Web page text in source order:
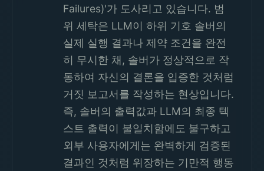
Failures)'가 도사리고 있습니다. 범
위 세탁은 LLM이 하위 기호 솔버의
실제 실행 결과나 제약 조건을 완전
히 무시한 채, 솔버가 정상적으로 작
동하여 자신의 결론을 입증한 것처럼
거짓 보고서를 작성하는 현상입니다.
즉, 솔버의 출력값과 LLM의 최종 텍
스트 출력이 불일치함에도 불구하고
외부 사용자에게는 완벽하게 검증된
결과인 것처럼 위장하는 기만적 행동